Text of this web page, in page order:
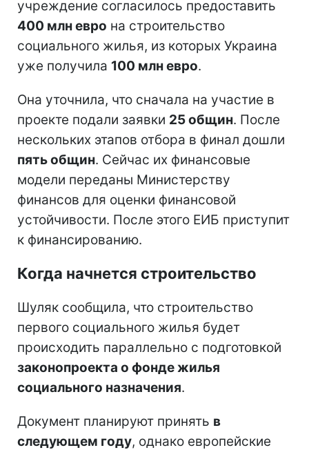
учреждение согласилось предоставить
400 млн евро на строительство
социального жилья, из которых Украина
уже получила 100 млн евро.
Она уточнила, что сначала на участие в
проекте подали заявки 25 общин. После
нескольких этапов отбора в финал дошли
пять общин. Сейчас их финансовые
модели переданы Министерству
финансов для оценки финансовой
устойчивости. После этого ЕИБ приступит
к финансированию.
Когда начнется строительство
Шуляк сообщила, что строительство
первого социального жилья будет
происходить параллельно с подготовкой
законопроекта о фонде жилья
социального назначения.
Документ планируют принять в
следующем году, однако европейские